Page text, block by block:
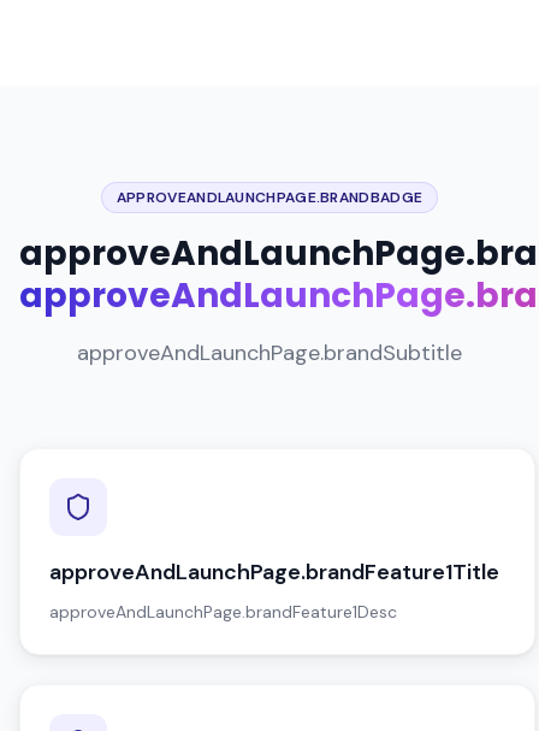
APPROVEANDLAUNCHPAGE.BRANDBADGE
approveAndLaunchPage.brandSubtitle
approveAndLaunchPage.brandFeature1Title
approveAndLaunchPage.brandFeature1Desc